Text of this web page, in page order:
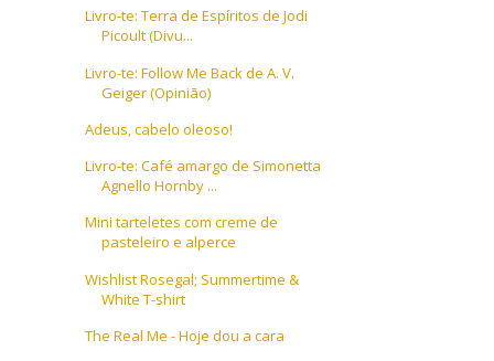
Livro-te: Terra de Espíritos de Jodi
Picoult (Divu...
Livro-te: Follow Me Back de A. V.
Geiger (Opinião)
Adeus, cabelo oleoso!
Livro-te: Café amargo de Simonetta
Agnello Hornby ...
Mini tarteletes com creme de
pasteleiro e alperce
Wishlist Rosegal; Summertime &
White T-shirt
The Real Me - Hoje dou a cara